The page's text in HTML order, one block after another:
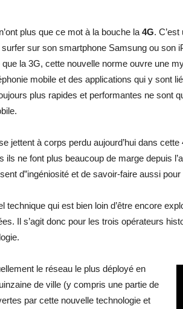
plus que ce mot à la bouche la 4G.
sur son smartphone Samsung ou son
que la 3G, cette nouvelle norme ouvre une
mobile et des applications qui y sont
plus rapides et performantes ne sont
jettent à corps perdu aujourd’hui dans
ils ne font plus beaucoup de marge depuis
d”ingéniosité et de savoir-faire aussi
technique qui est bien loin d’être encore
Il s’agit donc pour les trois opérateurs
le réseau le plus déployé en
de ville (y compris une partie de
par cette nouvelle technologie et